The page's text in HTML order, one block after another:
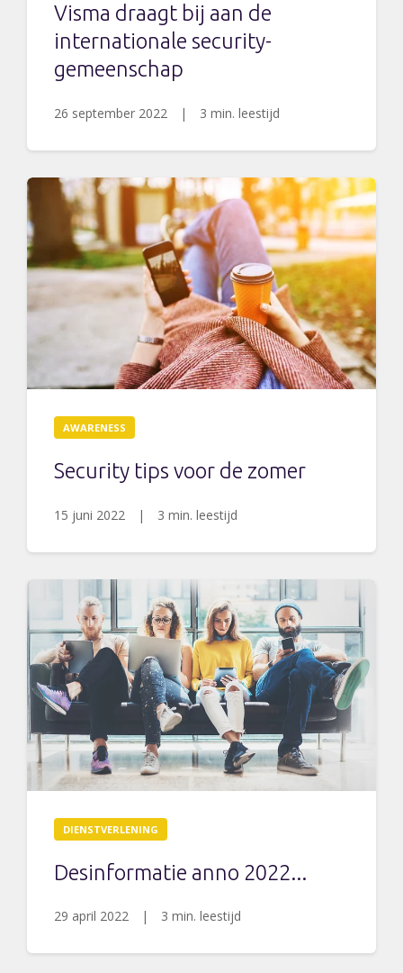
Visma draagt bij aan de
internationale security-
gemeenschap
26 september 2022 | 3 min. leestijd
AWARENESS
Security tips voor de zomer
15 juni 2022 | 3 min. leestijd
DIENSTVERLENING
Desinformatie anno 2022...
29 april 2022 | 3 min. leestijd